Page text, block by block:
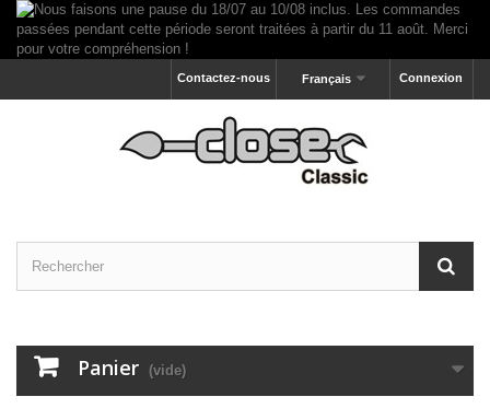
Connexion
Français
Contactez-nous
Panier (vide)